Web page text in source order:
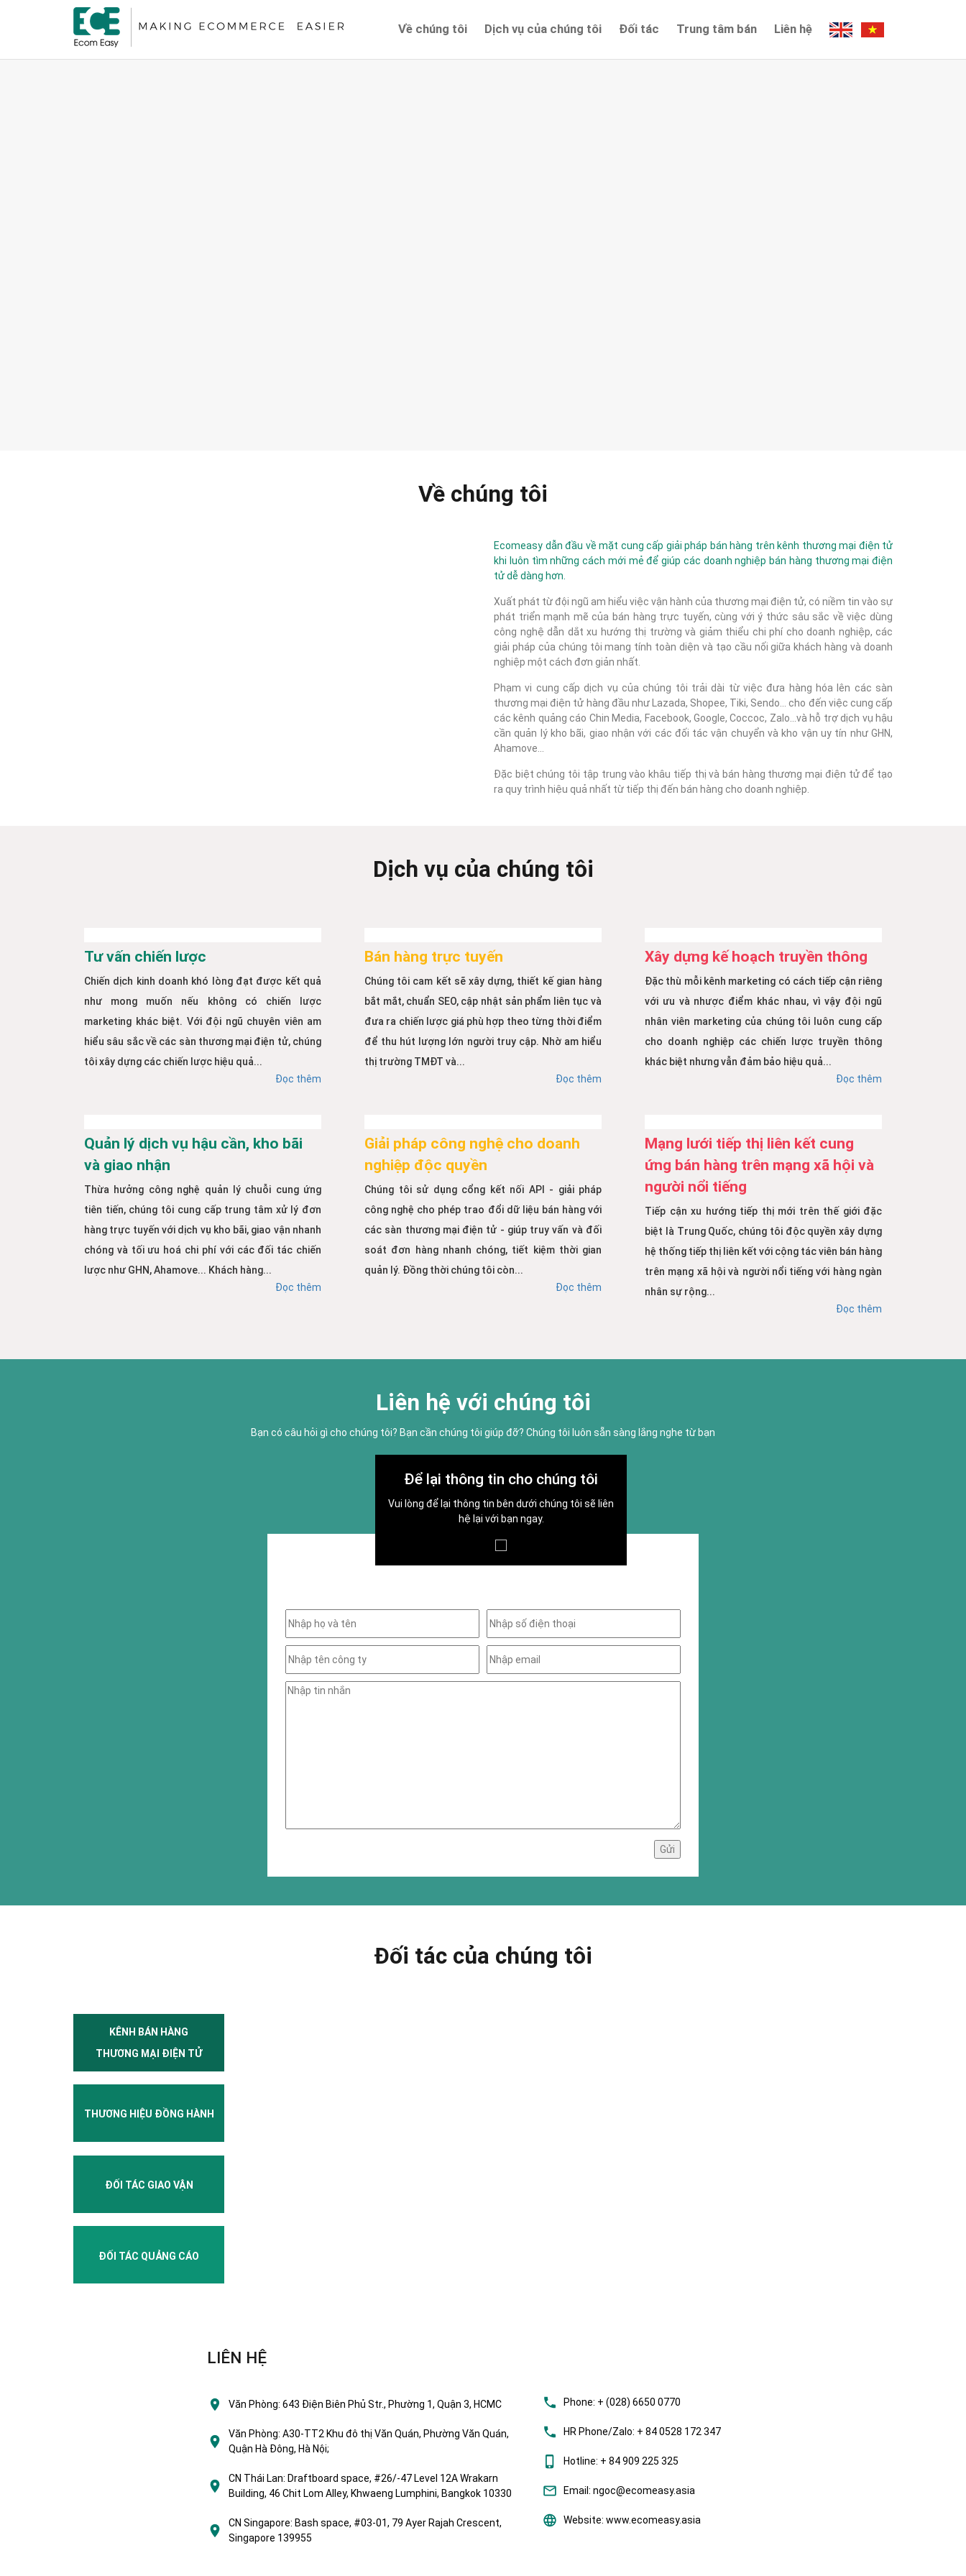
Về chúng tôi Dịch vụ của chúng tôi Đối tác Trung tâm bán Liên hệ
Về chúng tôi
Ecomeasy dẫn đầu về mặt cung cấp giải pháp bán hàng trên kênh thương mại điện tử
khi luôn tìm những cách mới mẻ để giúp các doanh nghiệp bán hàng thương mại điện
tử dễ dàng hơn.
Xuất phát từ đội ngũ am hiểu việc vận hành của thương mại điện tử, có niềm tin vào sự
phát triển mạnh mẽ của bán hàng trực tuyến, cùng với ý thức sâu sắc về việc dùng
công nghệ dẫn dắt xu hướng thị trường và giảm thiểu chi phí cho doanh nghiệp, các
giải pháp của chúng tôi mang tính toàn diện và tạo cầu nối giữa khách hàng và doanh
nghiệp một cách đơn giản nhất.
Phạm vi cung cấp dịch vụ của chúng tôi trải dài từ việc đưa hàng hóa lên các sàn
thương mại điện tử hàng đầu như Lazada, Shopee, Tiki, Sendo... cho đến việc cung cấp
các kênh quảng cáo Chin Media, Facebook, Google, Coccoc, Zalo...và hỗ trợ dịch vụ hậu
cần quản lý kho bãi, giao nhận với các đối tác vận chuyển và kho vận uy tín như GHN,
Ahamove...
Đặc biệt chúng tôi tập trung vào khâu tiếp thị và bán hàng thương mại điện tử để tạo
ra quy trình hiệu quả nhất từ tiếp thị đến bán hàng cho doanh nghiệp.
Dịch vụ của chúng tôi
Tư vấn chiến lược
Chiến dịch kinh doanh khó lòng đạt được kết quả
như mong muốn nếu không có chiến lược
marketing khác biệt. Với đội ngũ chuyên viên am
hiểu sâu sắc về các sàn thương mại điện tử, chúng
tôi xây dựng các chiến lược hiệu quả...
Đọc thêm
Bán hàng trực tuyến
Chúng tôi cam kết sẽ xây dựng, thiết kế gian hàng
bắt mắt, chuẩn SEO, cập nhật sản phẩm liên tục và
đưa ra chiến lược giá phù hợp theo từng thời điểm
để thu hút lượng lớn người truy cập. Nhờ am hiểu
thị trường TMĐT và...
Đọc thêm
Xây dựng kế hoạch truyền thông
Đặc thù mỗi kênh marketing có cách tiếp cận riêng
với ưu và nhược điểm khác nhau, vì vậy đội ngũ
nhân viên marketing của chúng tôi luôn cung cấp
cho doanh nghiệp các chiến lược truyền thông
khác biệt nhưng vẫn đảm bảo hiệu quả...
Đọc thêm
Quản lý dịch vụ hậu cần, kho bãi
và giao nhận
Thừa hưởng công nghệ quản lý chuỗi cung ứng
tiên tiến, chúng tôi cung cấp trung tâm xử lý đơn
hàng trực tuyến với dịch vụ kho bãi, giao vận nhanh
chóng và tối ưu hoá chi phí với các đối tác chiến
lược như GHN, Ahamove... Khách hàng...
Đọc thêm
Giải pháp công nghệ cho doanh
nghiệp độc quyền
Chúng tôi sử dụng cổng kết nối API - giải pháp
công nghệ cho phép trao đổi dữ liệu bán hàng với
các sàn thương mại điện tử - giúp truy vấn và đối
soát đơn hàng nhanh chóng, tiết kiệm thời gian
quản lý. Đồng thời chúng tôi còn...
Đọc thêm
Mạng lưới tiếp thị liên kết cung
ứng bán hàng trên mạng xã hội và
người nổi tiếng
Tiếp cận xu hướng tiếp thị mới trên thế giới đặc
biệt là Trung Quốc, chúng tôi độc quyền xây dựng
hệ thống tiếp thị liên kết với cộng tác viên bán hàng
trên mạng xã hội và người nổi tiếng với hàng ngàn
nhân sự rộng...
Đọc thêm
Liên hệ với chúng tôi
Bạn có câu hỏi gì cho chúng tôi? Bạn cần chúng tôi giúp đỡ? Chúng tôi luôn sẵn sàng lắng nghe từ bạn
Để lại thông tin cho chúng tôi
Vui lòng để lại thông tin bên dưới chúng tôi sẽ liên
hệ lại với bạn ngay.
Đối tác của chúng tôi
KÊNH BÁN HÀNG
THƯƠNG MẠI ĐIỆN TỬ
THƯƠNG HIỆU ĐỒNG HÀNH
ĐỐI TÁC GIAO VẬN
ĐỐI TÁC QUẢNG CÁO
LIÊN HỆ
Văn Phòng: 643 Điện Biên Phủ Str., Phường 1, Quận 3, HCMC
Văn Phòng: A30-TT2 Khu đô thị Văn Quán, Phường Văn Quán,
Quận Hà Đông, Hà Nội;
CN Thái Lan: Draftboard space, #26/-47 Level 12A Wrakarn
Building, 46 Chit Lom Alley, Khwaeng Lumphini, Bangkok 10330
CN Singapore: Bash space, #03-01, 79 Ayer Rajah Crescent,
Singapore 139955
Phone: + (028) 6650 0770
HR Phone/Zalo: + 84 0528 172 347
Hotline: + 84 909 225 325
Email: ngoc@ecomeasy.asia
Website: www.ecomeasy.asia